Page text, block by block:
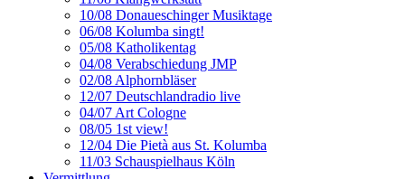
10/08 Donaueschinger Musiktage
06/08 Kolumba singt!
05/08 Katholikentag
04/08 Verabschiedung JMP
02/08 Alphornbläser
12/07 Deutschlandradio live
04/07 Art Cologne
08/05 1st view!
12/04 Die Pietà aus St. Kolumba
11/03 Schauspielhaus Köln